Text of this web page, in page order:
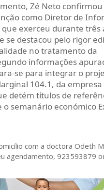
Zé Neto
como Diretor de
que exerceu durante três
se destacou pelo rigor
no tratamento da
informações
se para integrar o
104.1, da empresa
detém títulos de
o semanário económico
com a doctora Odeth
agendamento, 923593879